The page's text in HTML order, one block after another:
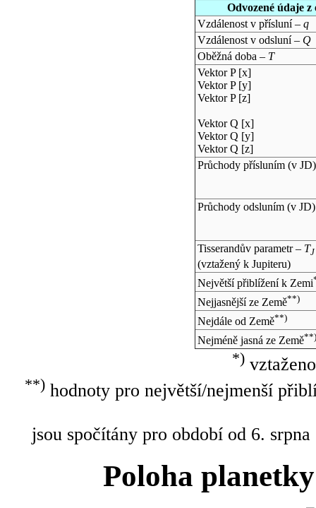
Odvozené údaje
Vzdálenost v přísluní – q
Vzdálenost v odsluní – Q
Oběžná doba – T
Vektor P [x]
Vektor P [y]
Vektor P [z]
Vektor Q [x]
Vektor Q [y]
Vektor Q [z]
Průchody přísluním (v JD)
Průchody odsluním (v JD)
Tisserandův parametr – TJ
(vztažený k Jupiteru)
Největší přiblížení k Zemi
Nejjasnější ze Země**)
Nejdále od Země**)
Nejméně jasná ze Země**)
*)
**)hodnoty pro největší/nejmenší
jsou spočítány pro období od 6.
Poloha